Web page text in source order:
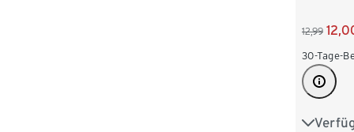
12,99
30-Tage-
86/92